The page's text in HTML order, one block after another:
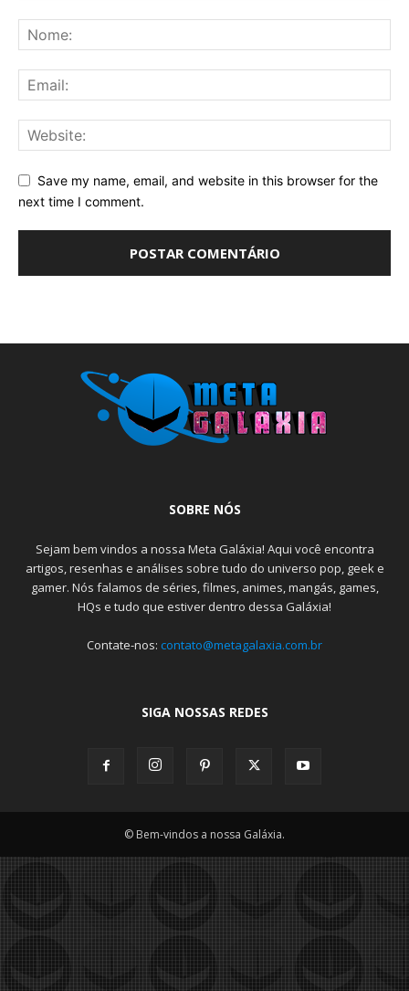
Save my name, email, and website in this browser for the
next time I comment.
SOBRE NÓS
Sejam bem vindos a nossa Meta Galáxia! Aqui você encontra
artigos, resenhas e análises sobre tudo do universo pop, geek e
gamer. Nós falamos de séries, filmes, animes, mangás, games,
HQs e tudo que estiver dentro dessa Galáxia!
Contate-nos: contato@metagalaxia.com.br
SIGA NOSSAS REDES
© Bem-vindos a nossa Galáxia.